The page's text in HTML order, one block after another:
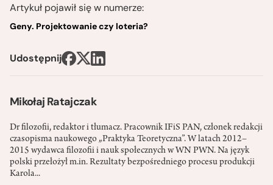
Mikołaj Ratajczak
Dr filozofii, redaktor i tłumacz. Pracownik IFiS PAN, członek redakcji
czasopisma naukowego „Praktyka Teoretyczna”. W latach 2012–
2015 wydawca filozofii i nauk społecznych w WN PWN. Na język
polski przełożył m.in. Rezultaty bezpośredniego procesu produkcji
Karola...
Artykuł pojawił się w numerze:
Geny. Projektowanie czy loteria?
Udostępnij